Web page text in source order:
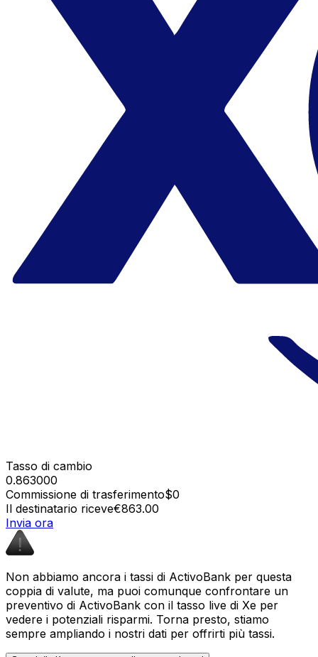
Tasso di cambio
0.863000
Commissione di trasferimento$0
Il destinatario riceve€863.00
Invia ora
Non abbiamo ancora i tassi di ActivoBank per questa
coppia di valute, ma puoi comunque confrontare un
preventivo di ActivoBank con il tasso live di Xe per
vedere i potenziali risparmi. Torna presto, stiamo
sempre ampliando i nostri dati per offrirti più tassi.